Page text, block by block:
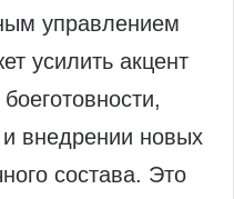
управлением
усилить акцент
и внедрении новых
состава. Это